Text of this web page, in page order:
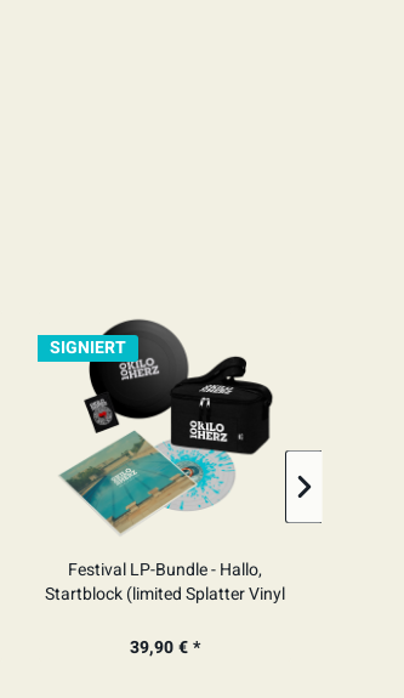
SIGNIERT
Festival LP-Bundle - Hallo,
Startblock (limited Splatter Vinyl
SIGNIERT
39,90 € *